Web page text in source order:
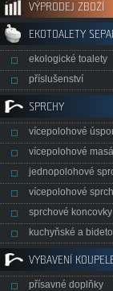
VÝPRODEJ ZBOŽÍ
EKOTOALETY
ekologické toalety
příslušenství
SPRCHY
vícepolohové
vícepolohové
jednopolohové
vícepolohové
sprchové koncovky
kuchyňské a
VYBAVENÍ
přísavné doplňky